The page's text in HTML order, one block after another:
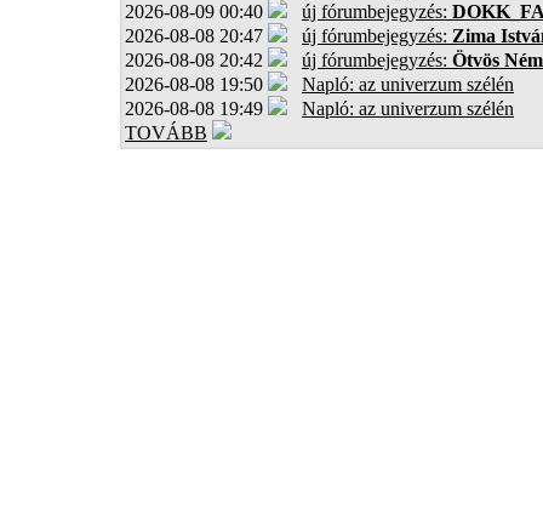
2026-08-09 00:40
új fórumbejegyzés:
2026-08-08 20:47
új fórumbejegyzés: Zima
2026-08-08 20:42
új fórumbejegyzés: Ötvös
2026-08-08 19:50
Napló: az univerzum szélén
2026-08-08 19:49
Napló: az univerzum szélén
TOVÁBB